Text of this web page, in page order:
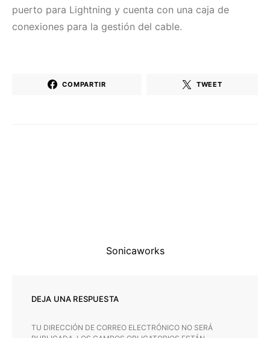
puerto para Lightning y cuenta con una caja de
conexiones para la gestión del cable.
COMPARTIR TWEET
Sonicaworks
DEJA UNA RESPUESTA
TU DIRECCIÓN DE CORREO ELECTRÓNICO NO SERÁ